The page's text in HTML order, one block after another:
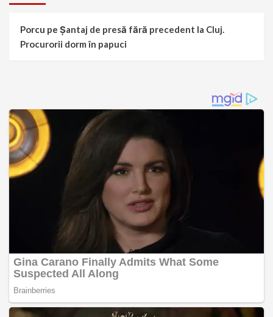
Porcu pe Șantaj de presă fără precedent la Cluj.
Procurorii dorm în papuci